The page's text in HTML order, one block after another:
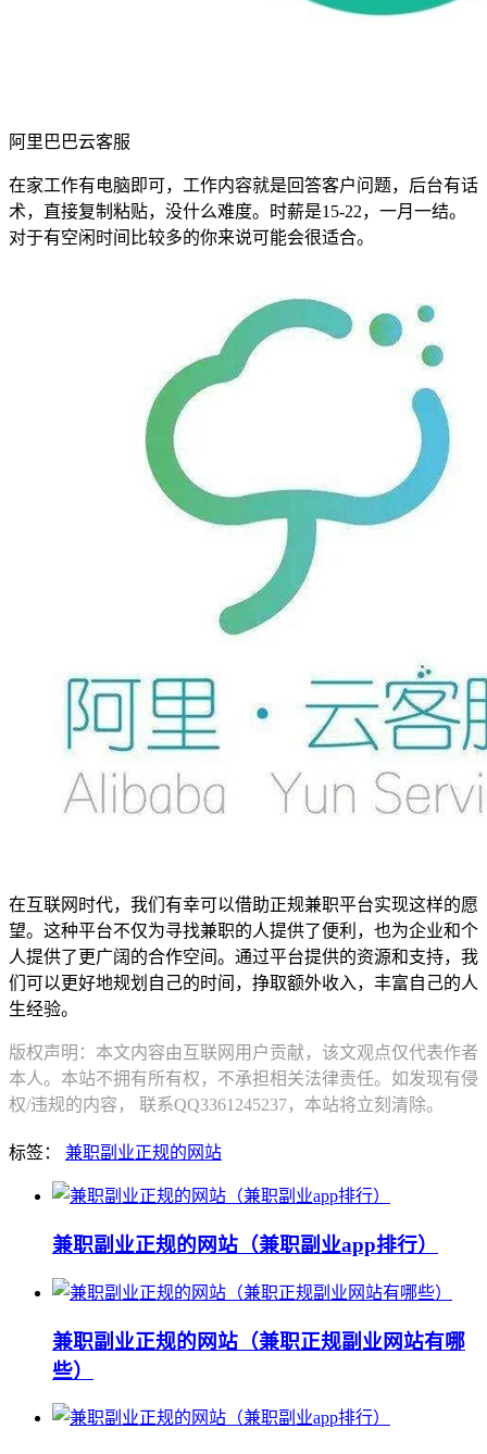
阿里巴巴云客服
在家工作有电脑即可，工作内容就是回答客户问题，后台有话
术，直接复制粘贴，没什么难度。时薪是15-22，一月一结。
对于有空闲时间比较多的你来说可能会很适合。
在互联网时代，我们有幸可以借助正规兼职平台实现这样的愿
望。这种平台不仅为寻找兼职的人提供了便利，也为企业和个
人提供了更广阔的合作空间。通过平台提供的资源和支持，我
们可以更好地规划自己的时间，挣取额外收入，丰富自己的人
生经验。
版权声明：本文内容由互联网用户贡献，该文观点仅代表作者
本人。本站不拥有所有权，不承担相关法律责任。如发现有侵
权/违规的内容， 联系QQ3361245237，本站将立刻清除。
标签： 兼职副业正规的网站
兼职副业正规的网站（兼职副业app排行）
兼职副业正规的网站（兼职正规副业网站有哪
些）